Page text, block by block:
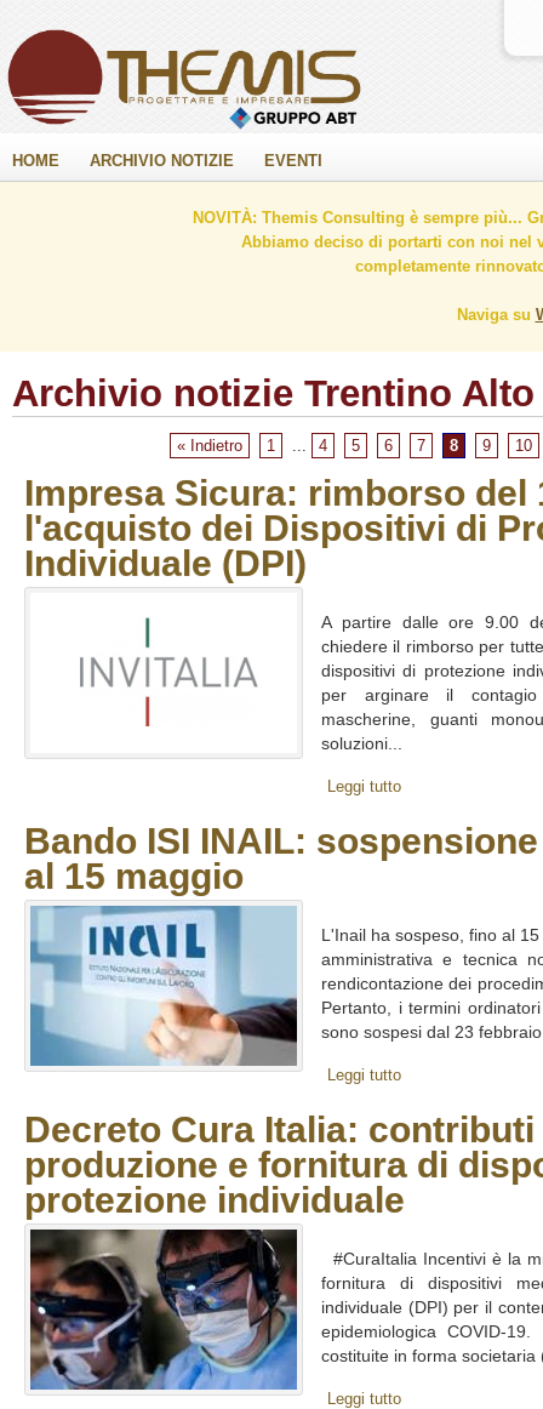
HOME ARCHIVIO NOTIZIE EVENTI
NOVITÀ: Themis Consulting è sempre più...
Abbiamo deciso di portarti con noi nel
completamente
Naviga su
Archivio notizie Trentino Alto
« Indietro 1 ... 4 5 6 7 8 9 10
Impresa Sicura: rimborso del
l'acquisto dei Dispositivi di
Individuale (DPI)
A partire dalle ore 9.00
chiedere il rimborso per
dispositivi di protezione
per arginare il
mascherine, guanti
soluzioni...
Leggi tutto
Bando ISI INAIL:
al 15 maggio
L'Inail ha sospeso, fino al
amministrativa e tecnica
rendicontazione dei
Pertanto, i termini
sono sospesi dal 23
Leggi tutto
Decreto Cura Italia:
produzione e fornitura di
protezione individuale
#CuraItalia Incentivi è la
fornitura di dispositivi
individuale (DPI) per il
epidemiologica COVID-
costituite in forma societaria
Leggi tutto